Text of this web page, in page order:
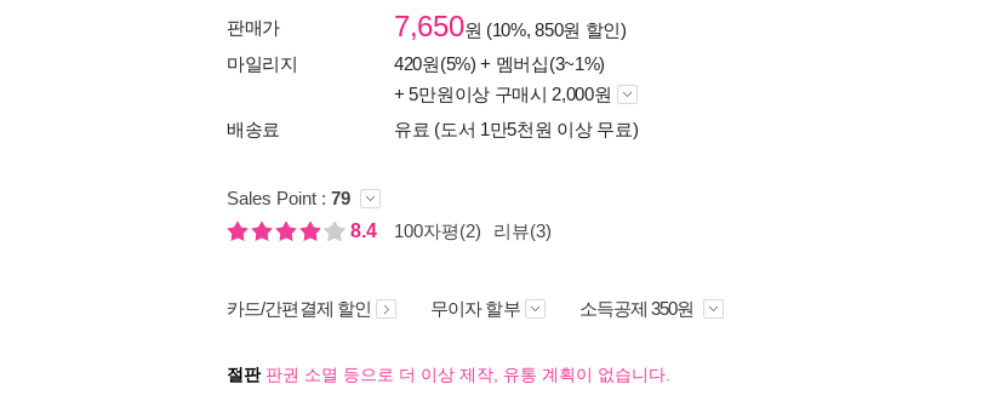
판매가
7,650원 (10%, 850원 할인)
마일리지
420원(5%) + 멤버십(3~1%)
+ 5만원이상 구매시 2,000원
배송료
유료 (도서 1만5천원 이상 무료)
Sales Point : 79
8.4
100자평(2) 리뷰(3)
카드/간편결제 할인 무이자 할부 소득공제 350원
절판판권 소멸 등으로 더 이상 제작, 유통 계획이 없습니다.